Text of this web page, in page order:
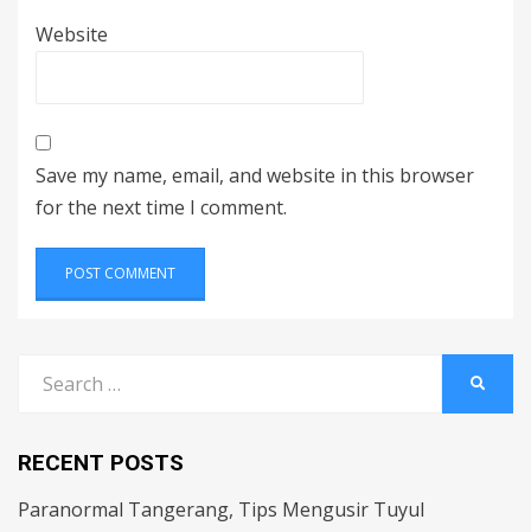
Website
Save my name, email, and website in this browser
for the next time I comment.
for:
RECENT POSTS
Paranormal Tangerang, Tips Mengusir Tuyul